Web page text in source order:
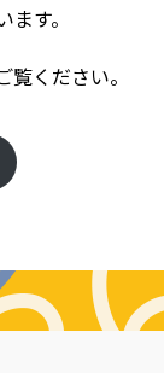
す。
ください。